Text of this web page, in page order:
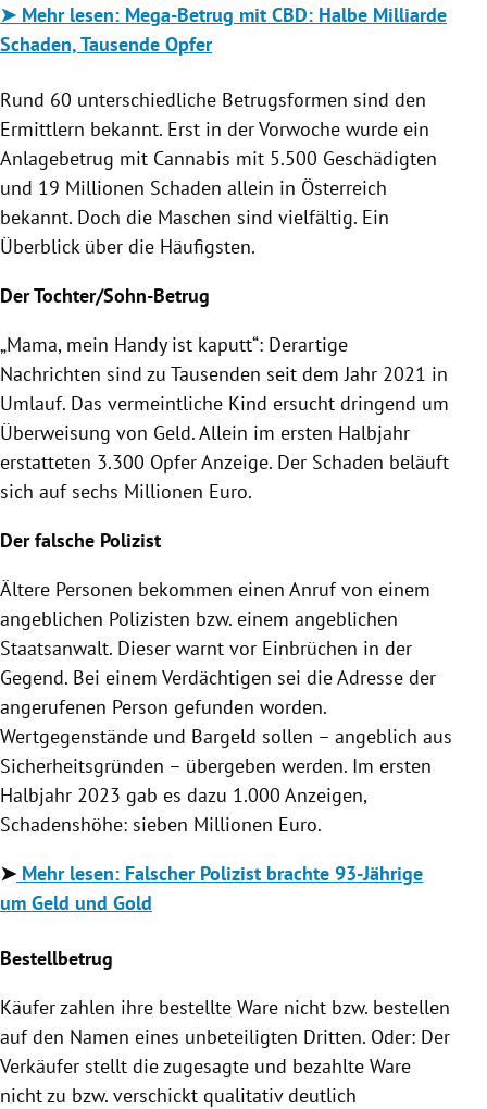
➤ Mehr lesen: Mega-Betrug mit CBD: Halbe Milliarde
Schaden, Tausende Opfer
Rund 60 unterschiedliche Betrugsformen sind den
Ermittlern bekannt. Erst in der Vorwoche wurde ein
Anlagebetrug mit Cannabis mit 5.500 Geschädigten
und 19 Millionen Schaden allein in Österreich
bekannt. Doch die Maschen sind vielfältig. Ein
Überblick über die Häufigsten.
Der Tochter/Sohn-Betrug
„Mama, mein Handy ist kaputt“: Derartige
Nachrichten sind zu Tausenden seit dem Jahr 2021 in
Umlauf. Das vermeintliche Kind ersucht dringend um
Überweisung von Geld. Allein im ersten Halbjahr
erstatteten 3.300 Opfer Anzeige. Der Schaden beläuft
sich auf sechs Millionen Euro.
Der falsche Polizist
Ältere Personen bekommen einen Anruf von einem
angeblichen Polizisten bzw. einem angeblichen
Staatsanwalt. Dieser warnt vor Einbrüchen in der
Gegend. Bei einem Verdächtigen sei die Adresse der
angerufenen Person gefunden worden.
Wertgegenstände und Bargeld sollen – angeblich aus
Sicherheitsgründen – übergeben werden. Im ersten
Halbjahr 2023 gab es dazu 1.000 Anzeigen,
Schadenshöhe: sieben Millionen Euro.
➤ Mehr lesen: Falscher Polizist brachte 93-Jährige
um Geld und Gold
Bestellbetrug
Käufer zahlen ihre bestellte Ware nicht bzw. bestellen
auf den Namen eines unbeteiligten Dritten. Oder: Der
Verkäufer stellt die zugesagte und bezahlte Ware
nicht zu bzw. verschickt qualitativ deutlich